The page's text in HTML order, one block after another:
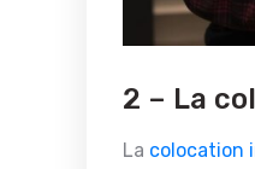
2 – La
La colocation